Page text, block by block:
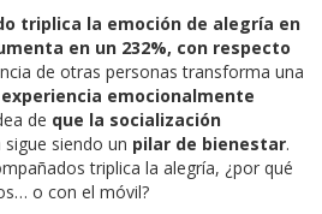
triplica la emoción de alegría en
en un 232%, con respecto
de otras personas transforma una
experiencia emocionalmente
de que la socialización
sigue siendo un pilar de bienestar.
triplica la alegría, ¿por qué
o con el móvil?